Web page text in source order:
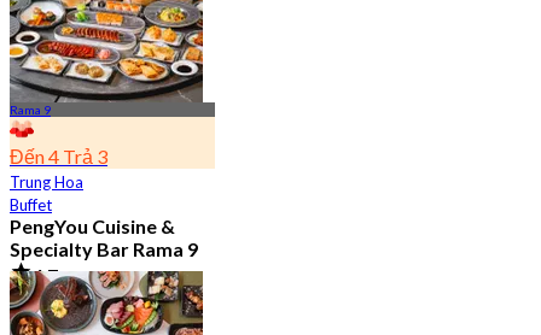
Rama 9
Đến 4 Trả 3
Trung Hoa
Buffet
PengYou Cuisine &
Specialty Bar Rama 9
4.7
5.1K Đã đặt chỗ
Từ฿ 294.25